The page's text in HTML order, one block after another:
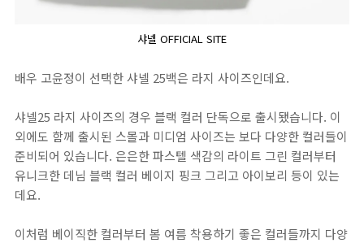
샤넬 OFFICIAL SITE
배우 고윤정이 선택한 샤넬 25백은 라지 사이즈인데요.
​샤넬25 라지 사이즈의 경우 블랙 컬러 단독으로 출시됐습니다. 이
외에도 함께 출시된 스몰과 미디엄 사이즈는 보다 다양한 컬러들이
준비되어 있습니다. 은은한 파스텔 색감의 라이트 그린 컬러부터
유니크한 데님 블랙 컬러 베이지 핑크 그리고 아이보리 등이 있는
데요.
​이처럼 베이직한 컬러부터 봄 여름 착용하기 좋은 컬러들까지 다양